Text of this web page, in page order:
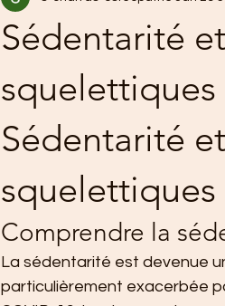
Sédentarité
Sédentarité
Comprendre la
La sédentarité est devenue
particulièrement exacerbée